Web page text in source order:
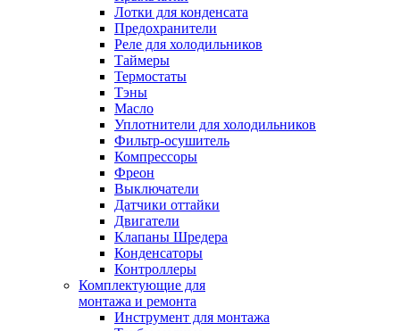
Лотки для конденсата
Предохранители
Реле для холодильников
Таймеры
Термостаты
Тэны
Масло
Уплотнители для холодильников
Фильтр-осушитель
Компрессоры
Фреон
Выключатели
Датчики оттайки
Двигатели
Клапаны Шредера
Конденсаторы
Контроллеры
Комплектующие для
монтажа и ремонта
Инструмент для монтажа